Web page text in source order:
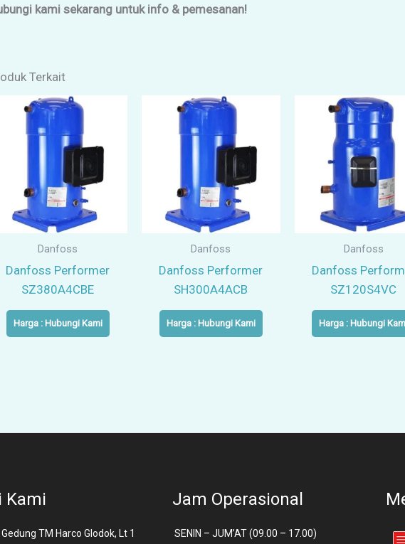
kami sekarang untuk info & pemesanan!
Terkait
Danfoss
Danfoss Performer
SZ380A4CBE
Harga : Hubungi Kami
Danfoss
Danfoss Performer
SH300A4ACB
Harga : Hubungi Kami
Danfoss
Danfoss
SZ120S4VC
Harga : Hubungi
Kami
TM Harco Glodok, Lt 1
Jam Operasional
SENIN – JUM’AT (09.00 – 17.00)